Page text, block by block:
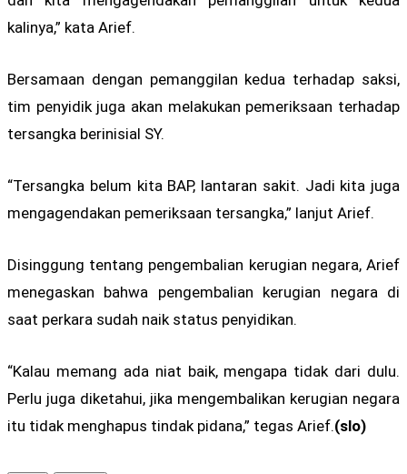
kalinya,” kata Arief.
Bersamaan dengan pemanggilan kedua terhadap saksi,
tim penyidik juga akan melakukan pemeriksaan terhadap
tersangka berinisial SY.
“Tersangka belum kita BAP, lantaran sakit. Jadi kita juga
mengagendakan pemeriksaan tersangka,” lanjut Arief.
Disinggung tentang pengembalian kerugian negara, Arief
menegaskan bahwa pengembalian kerugian negara di
saat perkara sudah naik status penyidikan.
“Kalau memang ada niat baik, mengapa tidak dari dulu.
Perlu juga diketahui, jika mengembalikan kerugian negara
itu tidak menghapus tindak pidana,” tegas Arief.(slo)